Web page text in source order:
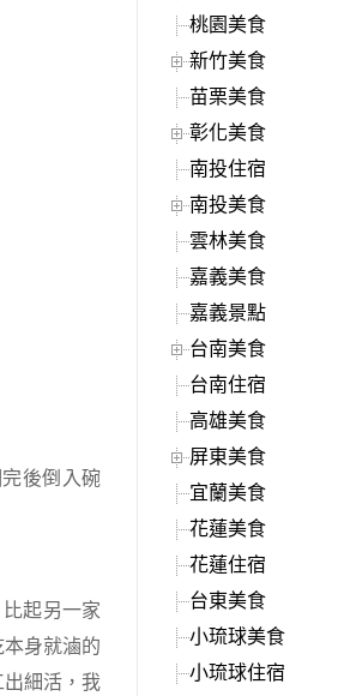
後倒入碗
起另一家
身就滷的
細活，我
桃園美食
新竹美食
苗栗美食
彰化美食
南投住宿
南投美食
雲林美食
嘉義美食
嘉義景點
台南美食
台南住宿
高雄美食
屏東美食
宜蘭美食
花蓮美食
花蓮住宿
台東美食
小琉球美食
小琉球住宿